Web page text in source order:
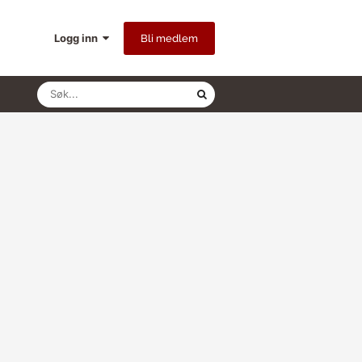
Logg inn Bli medlem